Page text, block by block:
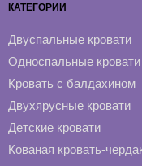
КАТЕГОРИИ
Двуспальные кровати
Односпальные кровати
Кровать с балдахином
Двухярусные кровати
Детские кровати
Кованая кровать-